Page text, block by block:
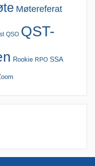
Møtereferat
QSO QST-
Rookie RPO SSA